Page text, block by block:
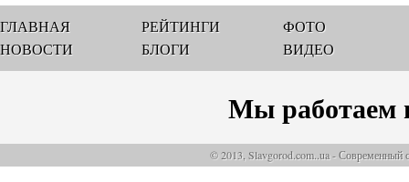
ГЛАВНАЯ
НОВОСТИ
РЕЙТИНГИ
БЛОГИ
ФОТО
ВИДЕО
Мы работаем
© 2013, Slavgorod.com..ua - Современный